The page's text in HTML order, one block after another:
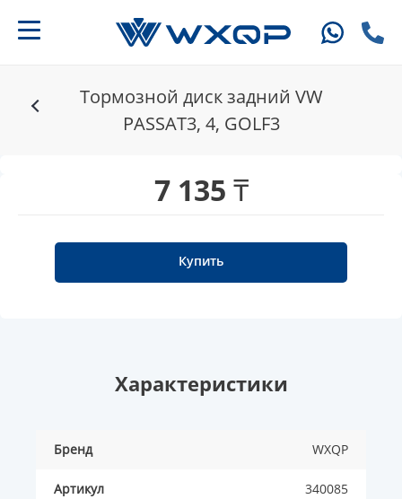
Тормозной диск задний VW
PASSAT3, 4, GOLF3
7 135 ₸
Купить
Характеристики
Бренд WXQP
Артикул 340085